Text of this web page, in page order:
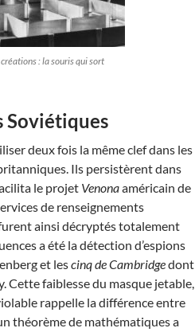
: la souris qui sort
Soviétiques
deux fois la même clef dans les
Ils persistèrent dans
le projet Venonaaméricain de
de renseignements
ainsi décryptés totalement
a été la détection d’espions
et lescinq de Cambridgedont
Cette faiblesse du masque jetable,
rappelle la différence entre
théorème de mathématiques a